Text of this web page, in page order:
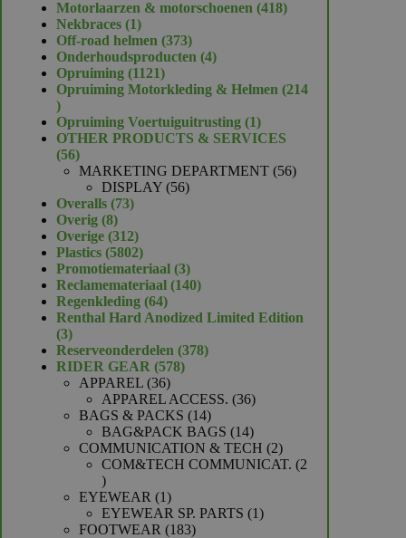
product
Motorlaarzen & motorschoenen 418418
Nekbraces 11
product
Off-road helmen 373373
producten
Onderhoudsproducten 44
Opruiming 11211121
producten
Opruiming Motorkleding & Helmen
214
214
producten
Opruiming Voertuiguitrusting 11
product
OTHER PRODUCTS & SERVICES
5656
producten
MARKETING DEPARTMENT 5656
DISPLAY 5656
Overalls 7373
Overig 88
producten
Overige 312312
producten
Plastics 58025802
producten
Promotiemateriaal 33
producten
Reclamemateriaal 140140
Regenkleding 6464
producten
Renthal Hard Anodized Limited Edition
33
producten
Reserveonderdelen 378378
RIDER GEAR 578578
APPAREL 3636
producten
APPAREL ACCESS. 3636
BAGS & PACKS 1414
producten
BAG&PACK BAGS 1414
producten
COMMUNICATION & TECH 22
producten
COM&TECH COMMUNICAT.
2
2
producten
EYEWEAR 11
product
EYEWEAR SP. PARTS 11
FOOTWEAR 183183